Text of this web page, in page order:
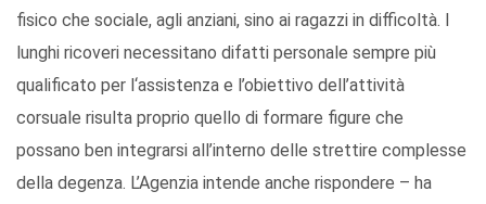
fisico che sociale, agli anziani, sino ai ragazzi in difficoltà. I
lunghi ricoveri necessitano difatti personale sempre più
qualificato per l‘assistenza e l’obiettivo dell’attività
corsuale risulta proprio quello di formare figure che
possano ben integrarsi all’interno delle strettire complesse
della degenza. L’Agenzia intende anche rispondere – ha